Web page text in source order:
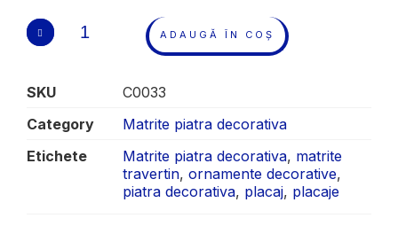
ADAUGĂ ÎN COȘ
SKU
C0033
Category
Matrite piatra decorativa
Etichete
Matrite piatra decorativa, matrite
travertin, ornamente decorative,
piatra decorativa, placaj, placaje